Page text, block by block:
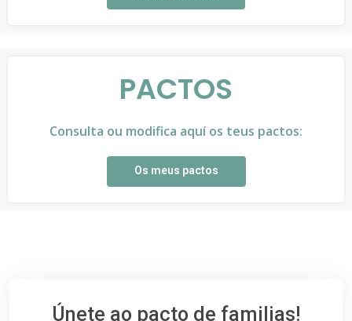
PACTOS
Consulta ou modifica aquí os teus pactos:
Os meus pactos
Únete ao pacto de familias!